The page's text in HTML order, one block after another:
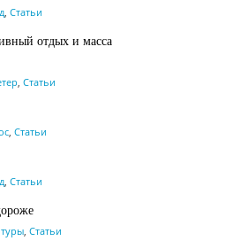
Статьи
отдых и масса
Статьи
Статьи
Статьи
Статьи